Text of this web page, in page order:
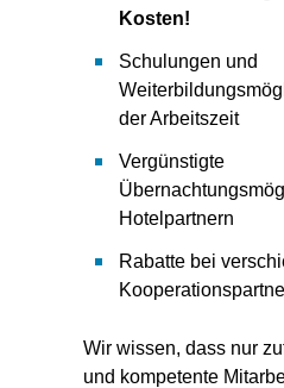
Kosten!
Schulungen und
der Arbeitszeit
Vergünstigte
Hotelpartnern
Rabatte bei
Wir wissen, dass nur
und kompetente